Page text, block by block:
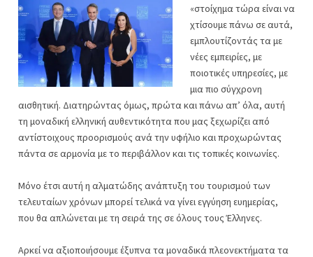
«στοίχημα τώρα είναι να
χτίσουμε πάνω σε αυτά,
εμπλουτίζοντάς τα με
νέες εμπειρίες, με
ποιοτικές υπηρεσίες, με
μια πιο σύγχρονη
αισθητική. Διατηρώντας όμως, πρώτα και πάνω απ’ όλα, αυτή
τη μοναδική ελληνική αυθεντικότητα που μας ξεχωρίζει από
αντίστοιχους προορισμούς ανά την υφήλιο και προχωρώντας
πάντα σε αρμονία με το περιβάλλον και τις τοπικές κοινωνίες.
Μόνο έτσι αυτή η αλματώδης ανάπτυξη του τουρισμού των
τελευταίων χρόνων μπορεί τελικά να γίνει εγγύηση ευημερίας,
που θα απλώνεται με τη σειρά της σε όλους τους Έλληνες.
Αρκεί να αξιοποιήσουμε έξυπνα τα μοναδικά πλεονεκτήματα τα